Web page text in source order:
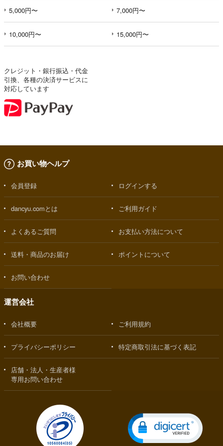
5,000円〜 7,000円〜
10,000円〜 15,000円〜
クレジット・銀行振込・代金
引換、各種の決済サービスに
対応しています
お買い物ヘルプ
会員登録 ログインする
dancyu.comとは ご利用ガイド
よくあるご質問 お支払い方法について
送料・商品のお届け ポイントについて
お問い合わせ
運営会社
会社概要 ご利用規約
プライバシーポリシー 特定商取引法に基づく表記
店舗・法人・生産者様
専用お問い合わせ